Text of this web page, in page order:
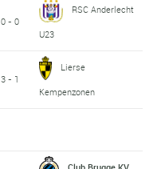
0 - 0
RSC Anderlecht
U23
3 - 1
Lierse
Kempenzonen